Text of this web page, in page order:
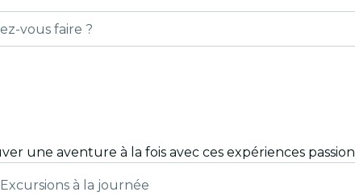
Excursions à la journée